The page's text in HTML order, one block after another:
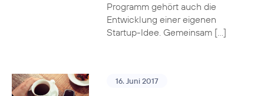
Programm gehört auch die
Entwicklung einer eigenen
Startup-Idee. Gemeinsam […]
16. Juni 2017